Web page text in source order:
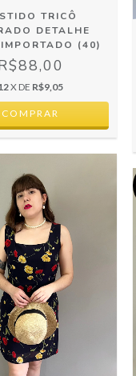
TRICÔ
DETALHE
(40)
X DE R$9,05